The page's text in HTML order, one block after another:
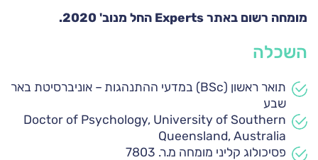
מומחה רשום באתר Experts החל מנוב' 2020.
השכלה
תואר ראשון (BSc) במדעי ההתנהגות – אוניברסיטת באר
שבע
Doctor of Psychology, University of Southern
Queensland, Australia
פסיכולוג קליני מומחה מ.ר. 7803